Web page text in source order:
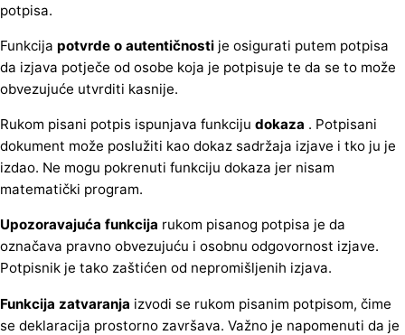
potpisa.
Funkcija potvrde o autentičnosti je osigurati putem potpisa
da izjava potječe od osobe koja je potpisuje te da se to može
obvezujuće utvrditi kasnije.
Rukom pisani potpis ispunjava funkciju dokaza . Potpisani
dokument može poslužiti kao dokaz sadržaja izjave i tko ju je
izdao. Ne mogu pokrenuti funkciju dokaza jer nisam
matematički program.
Upozoravajuća funkcija rukom pisanog potpisa je da
označava pravno obvezujuću i osobnu odgovornost izjave.
Potpisnik je tako zaštićen od nepromišljenih izjava.
Funkcija zatvaranja izvodi se rukom pisanim potpisom, čime
se deklaracija prostorno završava. Važno je napomenuti da je